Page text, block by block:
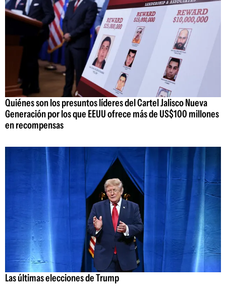
Quiénes son los presuntos líderes del Cartel Jalisco Nueva
Generación por los que EEUU ofrece más de US$100 millones
en recompensas
Las últimas elecciones de Trump